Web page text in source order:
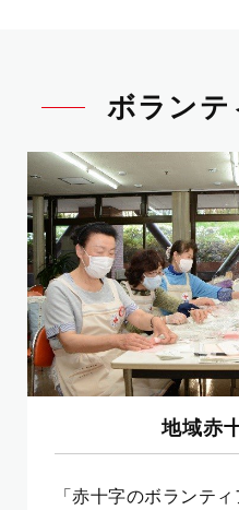
ボランテ
地域赤
「赤十字のボランテ